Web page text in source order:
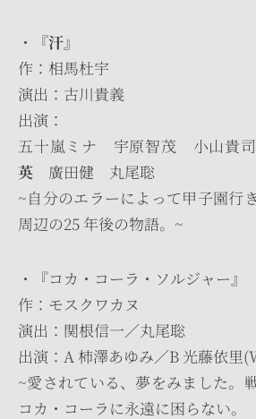
・
『汗』
作：相馬杜宇
演出：古川貴義
出演：
五十嵐ミナ 宇原智茂 小山貴
英 廣田健 丸尾聡
~自分のエラーによって甲子園行
周辺の25 年後の物語。~
・『コカ・コーラ・ソルジャー』
作：モスクワカヌ
演出：関根信一／丸尾聡
出演：A 柿澤あゆみ／B 光藤依里
~愛されている、夢をみました。
コカ・コーラに永遠に困らない。